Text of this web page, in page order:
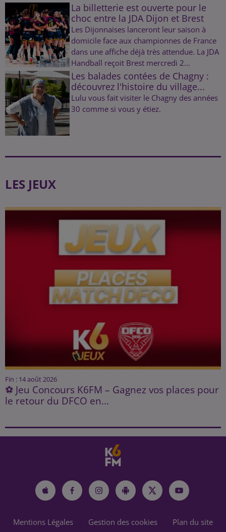
La billetterie est ouverte pour le
choc entre la JDA Dijon et Brest
Les Dijonnaises lanceront leur saison à
domicile face aux championnes de France
dans une affiche déjà très attendue. La JDA
Handball reçoit Brest mercredi 2...
Les balades contées de Chagny :
découvrez l'histoire du village...
Lulu vous fait visiter le Chagny des années
30 comme si vous y étiez.
LES JEUX
Fin : 14 août 2026
⚽ Jeu Concours K6FM – Gagnez vos places pour
le retour du DFCO en...
Mentions Légales Gestion des cookies Plan du site